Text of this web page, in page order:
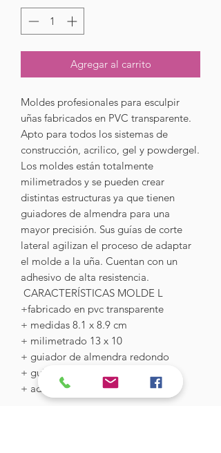
Agregar al carrito
Moldes profesionales para esculpir
uñas fabricados en PVC transparente.
Apto para todos los sistemas de
construcción, acrilico, gel y powdergel.
Los moldes están totalmente
milimetrados y se pueden crear
distintas estructuras ya que tienen
guiadores de almendra para una
mayor precisión. Sus guías de corte
lateral agilizan el proceso de adaptar
el molde a la uña. Cuentan con un
adhesivo de alta resistencia.
CARACTERÍSTICAS MOLDE L
+fabricado en pvc transparente
+ medidas 8.1 x 8.9 cm
+ milimetrado 13 x 10
+ guiador de almendra redondo
+ guiador de cortes laterales
+ adhesivo resistente